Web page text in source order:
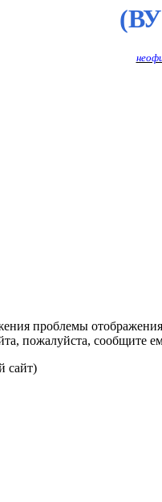
проблемы
пожалуйста, сообщите
сайт)